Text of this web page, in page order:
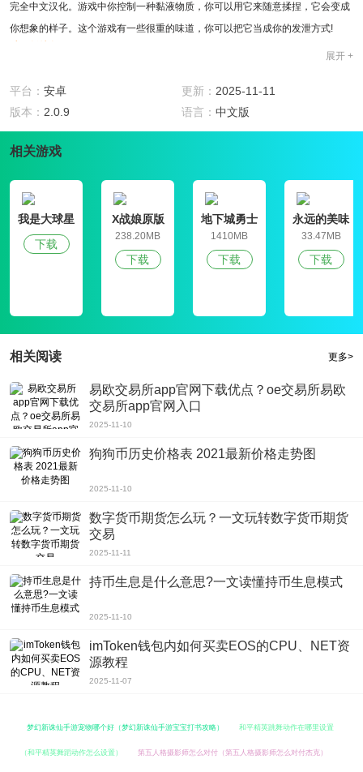
完全中文汉化。游戏中你控制一种黏液物质，你可以用它来随意揉捏，它会变成
你想象的样子。这个游戏有一些很重的味道，你可以把它当成你的发泄方式!
1、修改了游戏中的内购系统参数，玩家进入游戏中可以获得无限金币无限钻石;
2、针对原版游戏进行中文汉化，界面和内容都已经完全中文汉化了非常的好用;
游戏特色
2、充分发挥你的创造力，用各种粘液制作你想要的物品;
4.自由拉伸、揉捏和挤压使它像橡皮泥一样改变形状
玩法攻略
玩家可以随意捏捏不同颜色的橡皮泥,用想象力创造出各种奇怪的东西! 玩这个游
戏有不同的方法，你需要通过揉捏来体验这个游戏。只要你达到一定的要求，你
就可以把这个游戏变成一种令人愉快的游戏。同时，当你心情不好的时候，你会
感!
戏的玩法很有趣。如果你能深刻理解它，你会发现这是一个全新的游戏，让你放
下它!
温馨提示:
超级粘液模拟器3无限金币中文汉化破解版还没有发布。目前只有正版下载可
用。
展开 +
平台： 安卓 更新： 2025-11-11
版本： 2.0.9 语言： 中文版
相关游戏
我是大球星
下载
X战娘原版
238.20MB
下载
地下城勇士
官网版
1410MB
下载
永远的美味
星球4破解版
33.47MB
下载
相关阅读 更多>
易欧交易所app官网下载优点？oe交易所易欧
交易所app官网入口
2025-11-10
狗狗币历史价格表 2021最新价格走势图
2025-11-10
数字货币期货怎么玩？一文玩转数字货币期货
交易
2025-11-11
持币生息是什么意思?一文读懂持币生息模式
2025-11-10
imToken钱包内如何买卖EOS的CPU、NET资
源教程
2025-11-07
梦幻新诛仙手游宠物哪个好（梦幻新诛仙手游宝宝打书攻略） 和平精英跳舞动作在哪里设置
（和平精英舞蹈动作怎么设置） 第五人格摄影师怎么对付（第五人格摄影师怎么对付杰克）